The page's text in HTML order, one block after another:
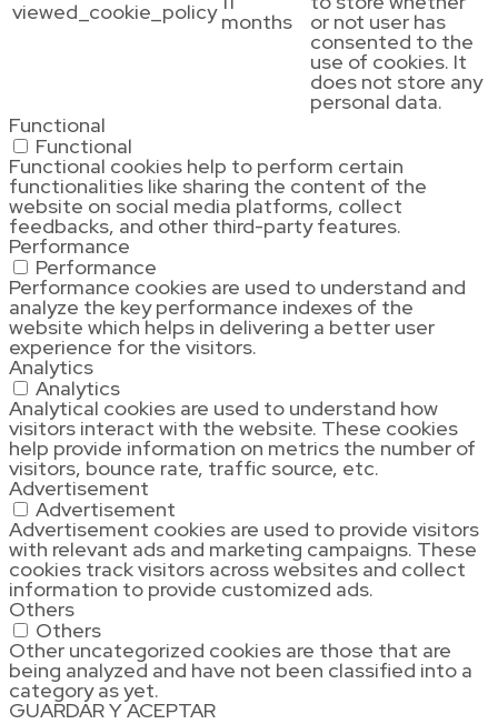
viewed_cookie_policy months or not user has
consented to the
use of cookies. It
does not store any
personal data.
Functional
Functional
Functional cookies help to perform certain
functionalities like sharing the content of the
website on social media platforms, collect
feedbacks, and other third-party features.
Performance
Performance
Performance cookies are used to understand and
analyze the key performance indexes of the
website which helps in delivering a better user
experience for the visitors.
Analytics
Analytics
Analytical cookies are used to understand how
visitors interact with the website. These cookies
help provide information on metrics the number of
visitors, bounce rate, traffic source, etc.
Advertisement
Advertisement
Advertisement cookies are used to provide visitors
with relevant ads and marketing campaigns. These
cookies track visitors across websites and collect
information to provide customized ads.
Others
Others
Other uncategorized cookies are those that are
being analyzed and have not been classified into a
category as yet.
GUARDAR Y ACEPTAR